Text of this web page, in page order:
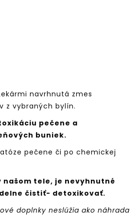
navrhnutá zmes
z vybraných bylín.
pečene a
buniek.
pečene či po chemickej
našom tele, je nevyhnutné
čistiť- detoxikovať.
doplnky neslúžia ako náhrada